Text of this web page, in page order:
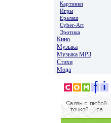
Картинки
Игры
Ералаш
Cyber-Art
Эротика
Кино
Музыка
Музыка MP3
Стихи
Мода